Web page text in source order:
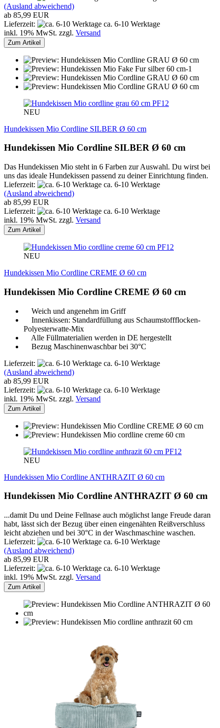
(Ausland abweichend)
ab 85,99 EUR
Lieferzeit:
ca. 6-10 Werktage
inkl. 19% MwSt. zzgl. Versand
Zum Artikel
PF12
NEU
Hundekissen Mio Cordline SILBER Ø 60 cm
Hundekissen Mio Cordline SILBER Ø 60 cm
Das Hundekissen Mio steht in 6 Farben zur Auswahl. Du wirst bei
uns das ideale Hundekissen passend zu deiner Einrichtung finden.
Lieferzeit:
ca. 6-10 Werktage
(Ausland abweichend)
ab 85,99 EUR
Lieferzeit:
ca. 6-10 Werktage
inkl. 19% MwSt. zzgl. Versand
Zum Artikel
PF12
NEU
Hundekissen Mio Cordline CREME Ø 60 cm
Hundekissen Mio Cordline CREME Ø 60 cm
Weich und angenehm im Griff
Innenkissen: Standardfüllung aus Schaumstoffflocken-
Polyesterwatte-Mix
Alle Füllmaterialien werden in DE hergestellt
Bezug Maschinenwaschbar bei 30°C
Lieferzeit:
ca. 6-10 Werktage
(Ausland abweichend)
ab 85,99 EUR
Lieferzeit:
ca. 6-10 Werktage
inkl. 19% MwSt. zzgl. Versand
Zum Artikel
PF12
NEU
Hundekissen Mio Cordline ANTHRAZIT Ø 60 cm
Hundekissen Mio Cordline ANTHRAZIT Ø 60 cm
...damit Du und Deine Fellnase auch möglichst lange Freude daran
habt, lässt sich der Bezug über einen eingenähten Reißverschluss
leicht abziehen und bei 30°C in der Waschmaschine waschen.
Lieferzeit:
ca. 6-10 Werktage
(Ausland abweichend)
ab 85,99 EUR
Lieferzeit:
ca. 6-10 Werktage
inkl. 19% MwSt. zzgl. Versand
Zum Artikel